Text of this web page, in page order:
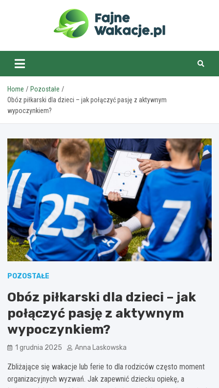
fajnewakacje.pl
Home
Pozostałe
Obóz piłkarski dla dzieci – jak połączyć pasję z aktywnym
wypoczynkiem?
POZOSTAŁE
Obóz piłkarski dla dzieci – jak
połączyć pasję z aktywnym
wypoczynkiem?
1 grudnia 2025 Anna Laskowska
Zbliżające się wakacje lub ferie to dla rodziców często moment
organizacyjnych wyzwań. Jak zapewnić dziecku opiekę, a